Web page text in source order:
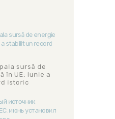
sursă de
în UE: iunie a
istoric